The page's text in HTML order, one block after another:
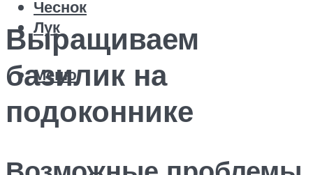
Чеснок
Лук
Меню
Выращиваем
базилик на
подоконнике